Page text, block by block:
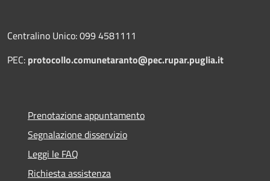
Centralino Unico: 099 4581111
PEC: protocollo.comunetaranto@pec.rupar.puglia.it
Prenotazione appuntamento
Segnalazione disservizio
Leggi le FAQ
Richiesta assistenza